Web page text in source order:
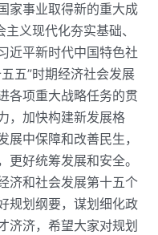
家事业取得新的重大成
义现代化夯实基础、
近平新时代中国特色社
五”时期经济社会发展
各项重大战略任务的贯
，加快构建新发展格
中保障和改善民生，
好统筹发展和安全。
济和社会发展第十五个
规划纲要，谋划细化政
济济，希望大家对规划